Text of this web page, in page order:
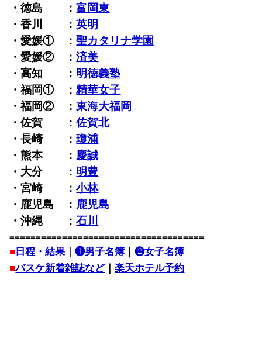
・徳島 ：富岡東
・香川 ：英明
・愛媛① ：聖カタリナ学園
・愛媛② ：済美
・高知 ： 明徳義塾
・福岡① ：精華女子
・福岡② ：東海大福岡
・佐賀 ：佐賀北
・長崎 ：瓊浦
・熊本 ： 慶誠
・大分 ： 明豊
・宮崎 ：小林
・鹿児島 ： 鹿児島
・沖縄 ：石川
=====================================
■ 日程・結果｜❶男子名簿 ｜❷女子名簿
■バスケ新着雑誌など｜楽天ホテル予約